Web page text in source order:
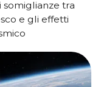
tra
e gli effetti